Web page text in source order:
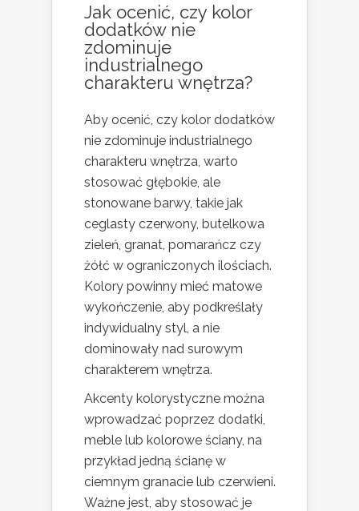
Jak ocenić, czy kolor
dodatków nie
zdominuje
industrialnego
charakteru wnętrza?
Aby ocenić, czy kolor dodatków
nie zdominuje industrialnego
charakteru wnętrza, warto
stosować głębokie, ale
stonowane barwy, takie jak
ceglasty czerwony, butelkowa
zieleń, granat, pomarańcz czy
żółć w ograniczonych ilościach.
Kolory powinny mieć matowe
wykończenie, aby podkreślały
indywidualny styl, a nie
dominowały nad surowym
charakterem wnętrza.
Akcenty kolorystyczne można
wprowadzać poprzez dodatki,
meble lub kolorowe ściany, na
przykład jedną ścianę w
ciemnym granacie lub czerwieni.
Ważne jest, aby stosować je